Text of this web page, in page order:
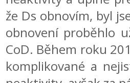
že Ds obnovím, byl
obnovení proběhlo
CoD. Během roku
komplikované a